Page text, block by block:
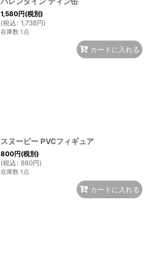
1,580円(税別)
(税込: 1,738円)
在庫数 1点
カートに入れる
スヌーピー PVCフィギュア
800円(税別)
(税込: 880円)
在庫数 1点
カートに入れる